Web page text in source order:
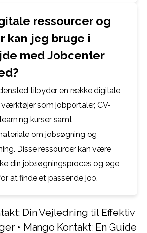
ressourcer og
kan jeg bruge i
med Jobcenter
tilbyder en række digitale
som jobportaler, CV-
kurser samt
om jobsøgning og
Disse ressourcer kan være
din jobsøgningsproces og øge
at finde et passende job.
Din Vejledning til Effektiv
• Mango Kontakt: En Guide